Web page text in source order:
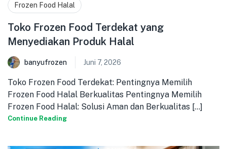
Frozen Food Halal
Toko Frozen Food Terdekat yang
Menyediakan Produk Halal
banyufrozen Juni 7, 2026
Toko Frozen Food Terdekat: Pentingnya Memilih
Frozen Food Halal Berkualitas Pentingnya Memilih
Frozen Food Halal: Solusi Aman dan Berkualitas [...]
Continue Reading